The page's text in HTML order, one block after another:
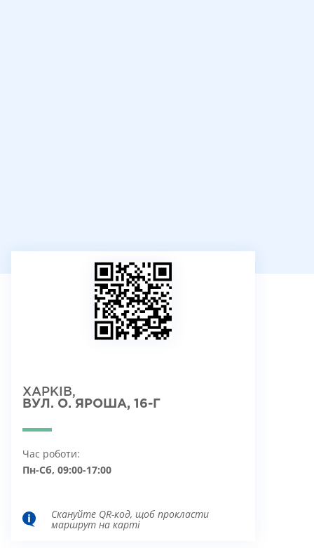
ХАРКІВ,
ВУЛ. О. ЯРОША, 16-Г
Час роботи:
Пн-Сб, 09:00-17:00
Скануйте QR-код, щоб прокласти
маршрут на карті